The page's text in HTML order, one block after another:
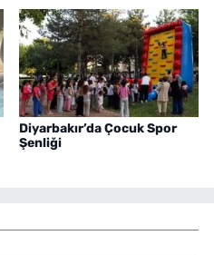
Diyarbakır’da Çocuk Spor
Şenliği